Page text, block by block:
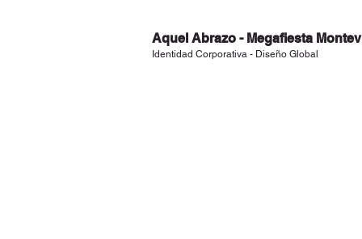
Aquel Abrazo - Megafiesta
Identidad Corporativa - Diseño Global